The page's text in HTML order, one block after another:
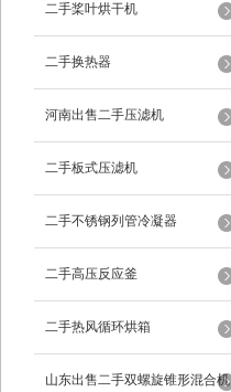
二手桨叶烘干机
二手换热器
河南出售二手压滤机
二手板式压滤机
二手不锈钢列管冷凝器
二手高压反应釜
二手热风循环烘箱
山东出售二手双螺旋锥形混合机